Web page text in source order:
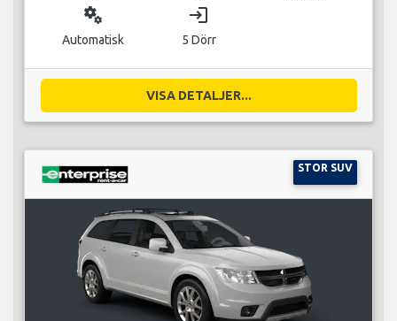
miscellaneous_services
Automatisk
login
5 Dörr
VISA DETALJER...
STOR SUV